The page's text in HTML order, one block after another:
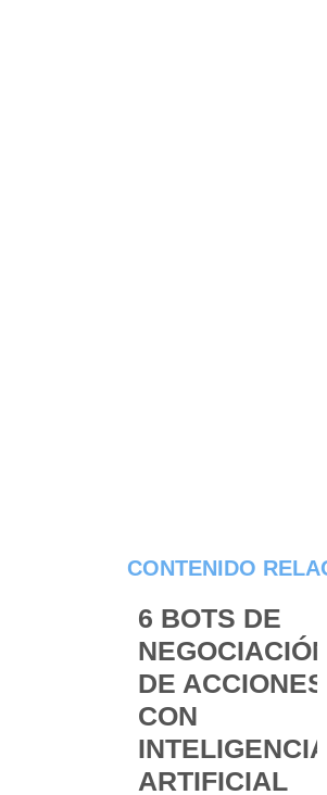
CONTENIDO
6 BOTS DE
NEGOCIACIÓN
DE ACCIONES
CON
INTELIGENCIA
ARTIFICIAL